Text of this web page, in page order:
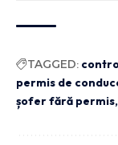
TAGGED:
permis de
șofer fără permis